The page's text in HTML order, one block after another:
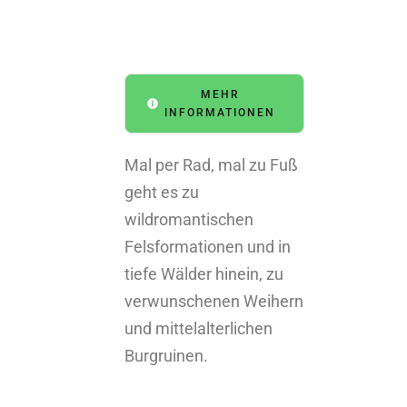
MEHR
INFORMATIONEN
Mal per Rad, mal zu Fuß
geht es zu
wildromantischen
Felsformationen und in
tiefe Wälder hinein, zu
verwunschenen Weihern
und mittelalterlichen
Burgruinen.